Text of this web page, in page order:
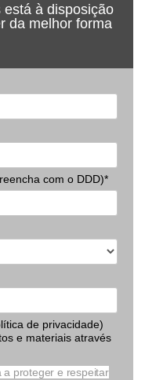
à disposição
da melhor forma
com o DDD)*
de privacidade)
e materiais através
a proteger e respeitar